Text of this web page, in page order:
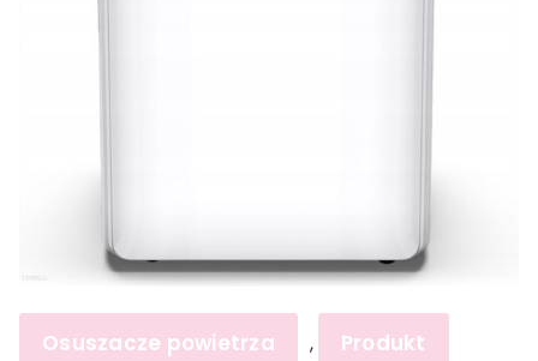
Osuszacze powietrza , Produkt